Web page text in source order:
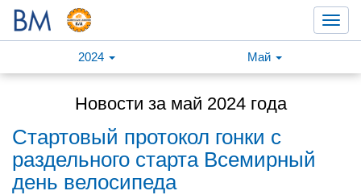
2024
Май
Новости за май 2024 года
Стартовый протокол гонки с
раздельного старта Всемирный
день велосипеда